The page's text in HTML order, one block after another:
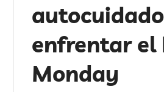
enfrentar el
Monday